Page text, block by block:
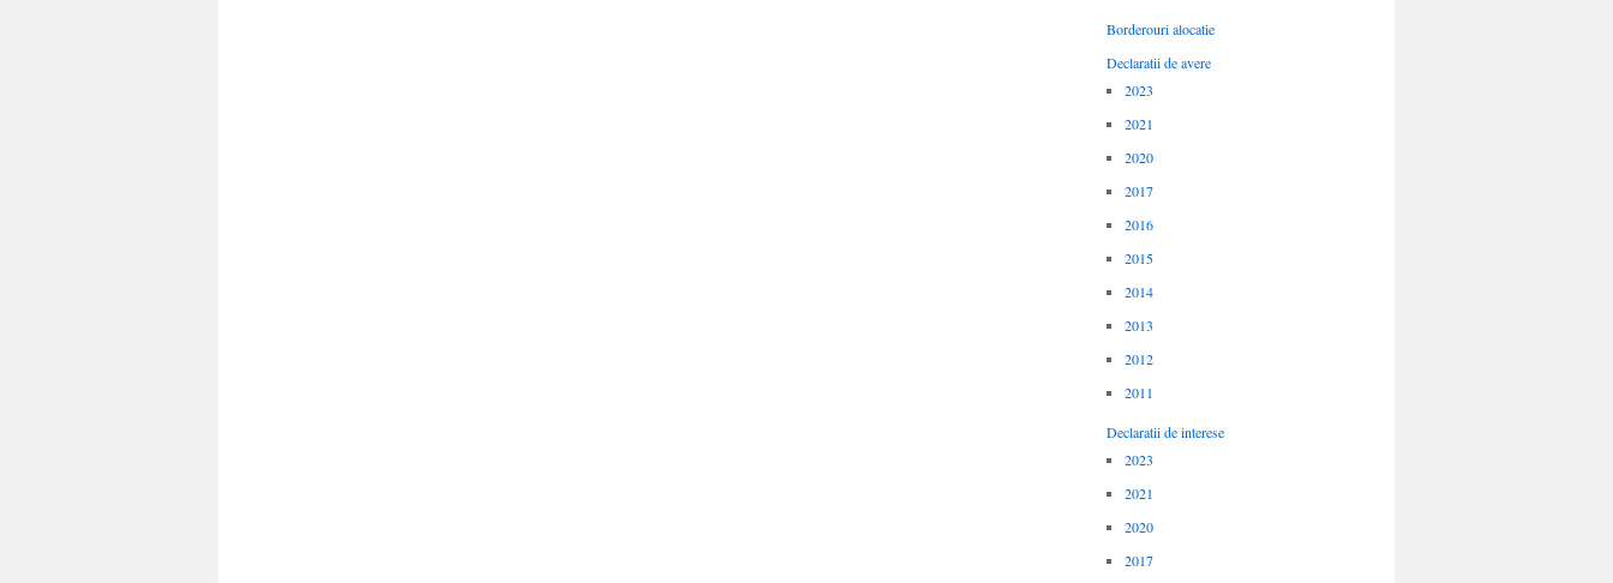
Borderouri alocatie
Declaratii de avere
2023
2021
2020
2017
2016
2015
2014
2013
2012
2011
Declaratii de interese
2023
2021
2020
2017